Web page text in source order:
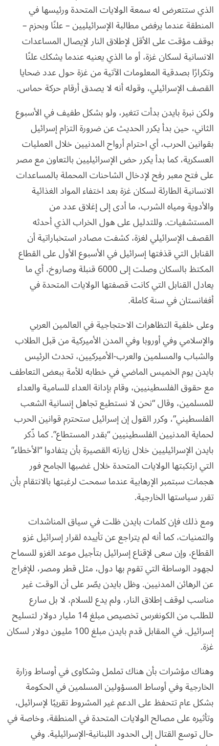
الذي ستتعرض له سمعة الولايات المتحدة ورئيسها في
المنطقة عندما يرفض مطالبة الإسرائيليين – علنًا وبحزم –
بوقف مؤقت على الأقل لإطلاق النار لإيصال المساعدات
الانسانية لسكان غزة، أو ما الذي يعنيه عندما يشكك علنًا
وتكرارًا بصدقية المعلومات الآتية من غزة حول عدد ضحايا
القصف الإسرائيلي، وقوله أنه لا يصدق أرقام حركة حماس.
ولكن نبرة بايدن بدأت تتغير، ولو بشكل طفيف في الأسبوع
الثاني، حين بدأ يكرر الحديث عن ضرورة التزام إسرائيل
بقوانين الحرب، أي احترام أرواح المدنيين خلال العمليات
العسكرية، كما بدأ يكرر حض الإسرائيليين بالتعاون مع مصر
على فتح معبر رفح لإدخال الشاحنات المحملة بالمساعدات
الانسانية الطارئة لسكان غزة بعد اختفاء المواد الغذائية
والأدوية ومياه الشرب، ما أدى إلى إغلاق عدد من
المستشفيات. وللتدليل على هول الخراب الذي أحدثه
القصف الإسرائيلي لغزة، كشفت مصادر استخباراتية أن
القنابل التي قذفتها إسرائيل في الأسبوع الأول على القطاع
المكتظ بالسكان وصلت إلى 6000 قنبلة وصاروخ، أي ما
يعادل القنابل التي كانت قصفتها الولايات المتحدة في
أفغانستان في سنة كاملة.
وعلى خلفية التظاهرات الاحتجاجية في العالمين العربي
والإسلامي وفي أوروبا وفي المدن الأميركية من قبل الطلاب
والشباب والمسلمين والعرب-الأميركيين، تحدث الرئيس
بايدن يوم الخميس الماضي في خطابه للأمة ببعض التعاطف
مع حقوق الفلسطينيين، وقام بإدانة العداء للسامية والعداء
للمسلمين، وقال “نحن لا نستطيع تجاهل إنسانية الشعب
الفلسطيني”، وكرر القول إن إسرائيل ستحترم قوانين الحرب
لحماية المدنيين الفلسطينيين “بقدر المستطاع”. كما ذّكر
بايدن الإسرائيليين خلال زيارته القصيرة بأن يتفادوا “الأخطاء”
التي ارتكبتها الولايات المتحدة خلال غضبها الجامح فور
هجمات سبتمبر الإرهابية عندما سمحت لرغبتها بالانتقام بأن
تقرر سياستها الخارجية.
ومع ذلك فإن كلمات بايدن ظلت في سياق المناشدات
والتمنيات، كما أنه لم يتراجع عن تأييده لقرار إسرائيل غزو
القطاع، وإن سعى لإقناع إسرائيل بتأجيل موعد الغزو للسماح
لجهود الوساطة التي تقوم بها دول، مثل قطر ومصر، للإفراج
عن الرهائن المدنيين. وظل بايدن يصّر على أن الوقت غير
مناسب لوقف إطلاق النار، ولم يدع للسلام، لا بل سارع
للطلب من الكونغرس تخصيص مبلغ 14 مليار دولار لتسليح
إسرائيل. في المقابل قدم بايدن مبلغ 100 مليون دولار لسكان
غزة.
وهناك مؤشرات بأن هناك تململ وشكاوى في أوساط وزارة
الخارجية وفي أوساط المسؤولين المسلمين في الحكومة
بشكل عام تتحفظ على الدعم غير المشروط تقريبًا لإسرائيل،
وتأثيره على مصالح الولايات المتحدة في المنطقة، وخاصة في
حال توسع القتال إلى الحدود اللبنانية-الإسرائيلية. وفي